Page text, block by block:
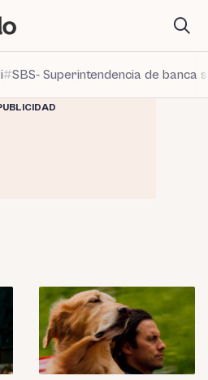
SBS- Superintendencia de banca